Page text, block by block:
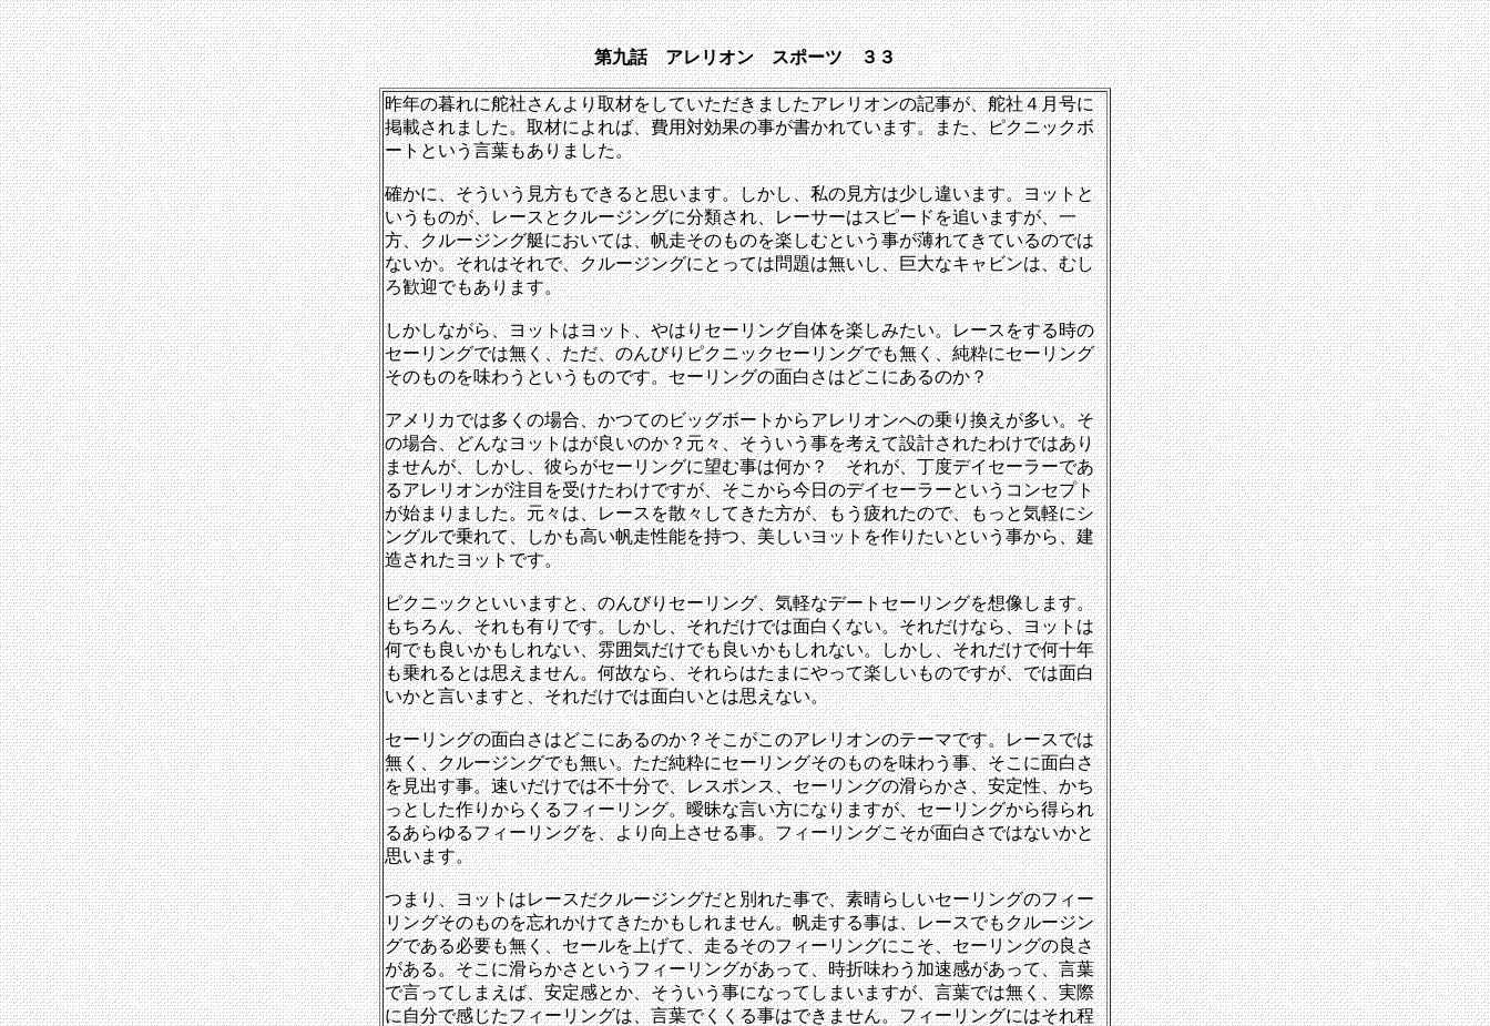
第九話 アレリオン スポーツ ３３
昨年の暮れに舵社さんより取材をしていただきましたアレリオンの記事が、舵社４月号に
掲載されました。取材によれば、費用対効果の事が書かれています。また、ピクニックボ
ートという言葉もありました。
確かに、そういう見方もできると思います。しかし、私の見方は少し違います。ヨットと
いうものが、レースとクルージングに分類され、レーサーはスピードを追いますが、一
方、クルージング艇においては、帆走そのものを楽しむという事が薄れてきているのでは
ないか。それはそれで、クルージングにとっては問題は無いし、巨大なキャビンは、むし
ろ歓迎でもあります。
しかしながら、ヨットはヨット、やはりセーリング自体を楽しみたい。レースをする時の
セーリングでは無く、ただ、のんびりピクニックセーリングでも無く、純粋にセーリング
そのものを味わうというものです。セーリングの面白さはどこにあるのか？
アメリカでは多くの場合、かつてのビッグボートからアレリオンへの乗り換えが多い。そ
の場合、どんなヨットはが良いのか？元々、そういう事を考えて設計されたわけではあり
ませんが、しかし、彼らがセーリングに望む事は何か？ それが、丁度デイセーラーであ
るアレリオンが注目を受けたわけですが、そこから今日のデイセーラーというコンセプト
が始まりました。元々は、レースを散々してきた方が、もう疲れたので、もっと気軽にシ
ングルで乗れて、しかも高い帆走性能を持つ、美しいヨットを作りたいという事から、建
造されたヨットです。
ピクニックといいますと、のんびりセーリング、気軽なデートセーリングを想像します。
もちろん、それも有りです。しかし、それだけでは面白くない。それだけなら、ヨットは
何でも良いかもしれない、雰囲気だけでも良いかもしれない。しかし、それだけで何十年
も乗れるとは思えません。何故なら、それらはたまにやって楽しいものですが、では面白
いかと言いますと、それだけでは面白いとは思えない。
セーリングの面白さはどこにあるのか？そこがこのアレリオンのテーマです。レースでは
無く、クルージングでも無い。ただ純粋にセーリングそのものを味わう事、そこに面白さ
を見出す事。速いだけでは不十分で、レスポンス、セーリングの滑らかさ、安定性、かち
っとした作りからくるフィーリング。曖昧な言い方になりますが、セーリングから得られ
るあらゆるフィーリングを、より向上させる事。フィーリングこそが面白さではないかと
思います。
つまり、ヨットはレースだクルージングだと別れた事で、素晴らしいセーリングのフィー
リングそのものを忘れかけてきたかもしれません。帆走する事は、レースでもクルージン
グである必要も無く、セールを上げて、走るそのフィーリングにこそ、セーリングの良さ
がある。そこに滑らかさというフィーリングがあって、時折味わう加速感があって、言葉
で言ってしまえば、安定感とか、そういう事になってしまいますが、言葉では無く、実際
に自分で感じたフィーリングは、言葉でくくる事はできません。フィーリングにはそれ程